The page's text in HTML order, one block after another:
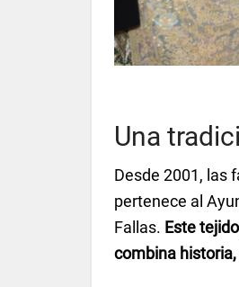
Una
Desde 2001, las
pertenece al
Fallas. Este
combina